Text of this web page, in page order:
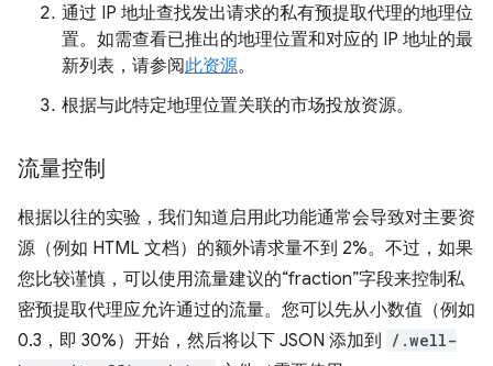
通过 IP 地址查找发出请求的私有预提取代理的地理位
置。如需查看已推出的地理位置和对应的 IP 地址的最
新列表，请参阅此资源。
根据与此特定地理位置关联的市场投放资源。
流量控制
根据以往的实验，我们知道启用此功能通常会导致对主要资
源（例如 HTML 文档）的额外请求量不到 2%。不过，如果
您比较谨慎，可以使用流量建议的“fraction”字段来控制私
密预提取代理应允许通过的流量。您可以先从小数值（例如
0.3，即 30%）开始，然后将以下 JSON 添加到 /.well-